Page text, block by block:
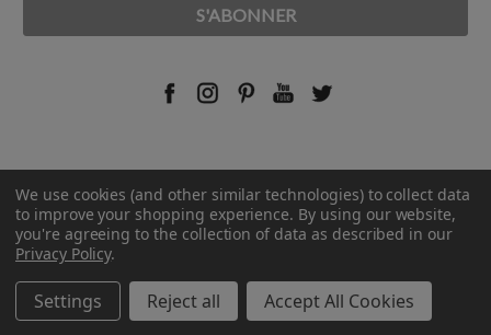
© 2026 Rust-Oleum France.
We use cookies (and other similar technologies) to collect data
to improve your shopping experience. By using our website,
you're agreeing to the collection of data as described in our
Privacy Policy.
Settings Reject all Accept All Cookies